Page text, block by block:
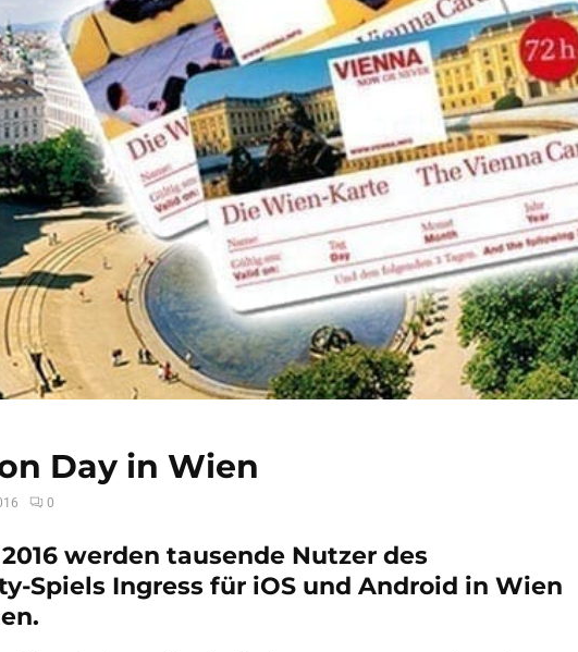
Day in Wien
0
werden tausende Nutzer des
Spiels Ingress für iOS und Android in Wien